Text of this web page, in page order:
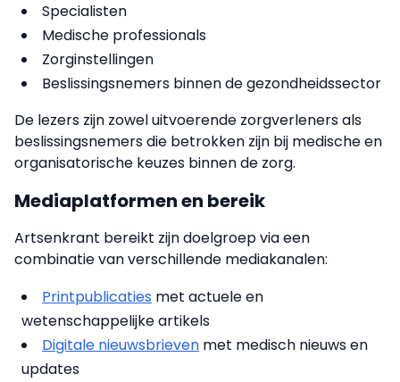
Specialisten
Medische professionals
Zorginstellingen
Beslissingsnemers binnen de gezondheidssector
De lezers zijn zowel uitvoerende zorgverleners als
beslissingsnemers die betrokken zijn bij medische en
organisatorische keuzes binnen de zorg.
Mediaplatformen en bereik
Artsenkrant bereikt zijn doelgroep via een
combinatie van verschillende mediakanalen:
Printpublicaties met actuele en
wetenschappelijke artikels
Digitale nieuwsbrieven met medisch nieuws en
updates